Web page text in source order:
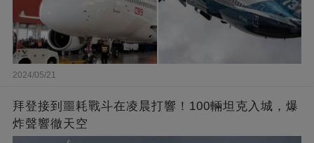
2024/05/21
拜登接到噩耗戰斗在凌晨打響！100輛坦克入城，爆
炸聲響徹天空